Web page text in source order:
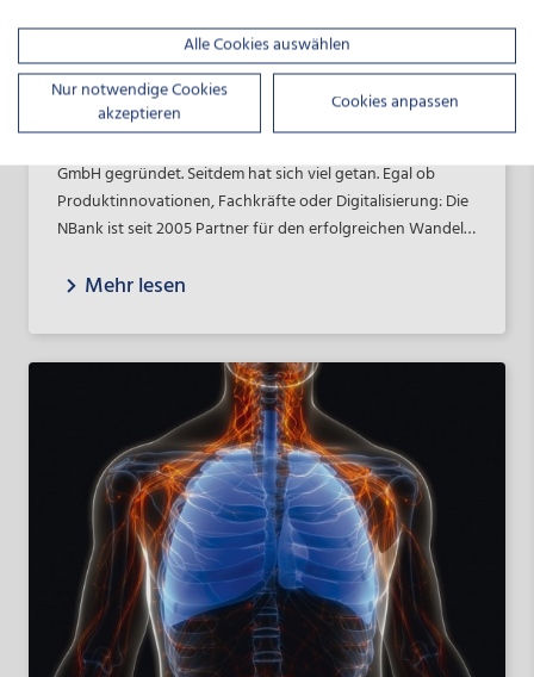
28.06.2024
Dammann GmbH: Erfolg durch Wandel
GmbH gegründet. Seitdem hat sich viel getan. Egal ob
Produktinnovationen, Fachkräfte oder Digitalisierung: Die
NBank ist seit 2005 Partner für den erfolgreichen Wandel.
Unternehmen vor und erklärt, wie die Förderung der
beitragen konnten.
Mehr lesen
Alle Cookies auswählen
Nur notwendige Cookies
akzeptieren
Cookies anpassen